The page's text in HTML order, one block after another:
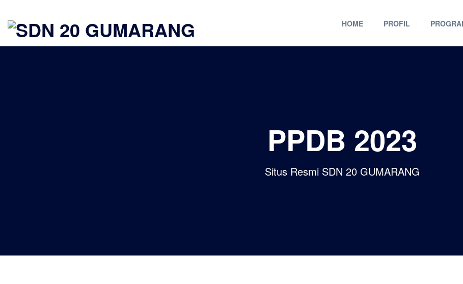
HOME PROFIL
PPDB 2023
Situs Resmi SDN 20 GUMARANG